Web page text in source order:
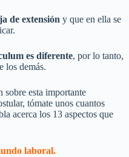
de extensión y que en ella se
es diferente, por lo tanto,
los demás.
sobre esta importante
tómate unos cuantos
acerca los 13 aspectos que
laboral.